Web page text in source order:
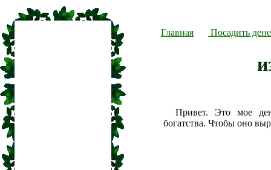
Главная Посадить
Привет. Это мое
богатства. Чтобы оно